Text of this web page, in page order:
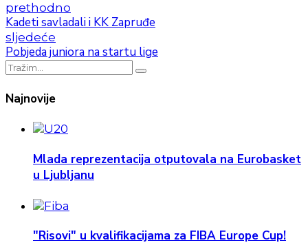
prethodno
Kadeti savladali i KK Zapruđe
sljedeće
Pobjeda juniora na startu lige
Najnovije
Mlada reprezentacija otputovala na Eurobasket
u Ljubljanu
"Risovi" u kvalifikacijama za FIBA Europe Cup!